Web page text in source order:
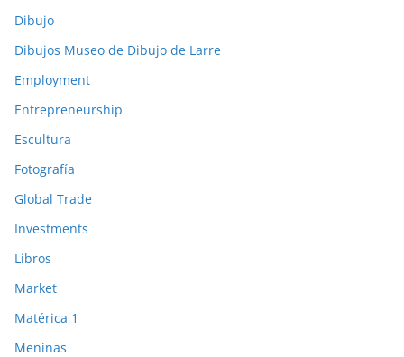
Dibujo
Dibujos Museo de Dibujo de Larre
Employment
Entrepreneurship
Escultura
Fotografía
Global Trade
Investments
Libros
Market
Matérica 1
Meninas